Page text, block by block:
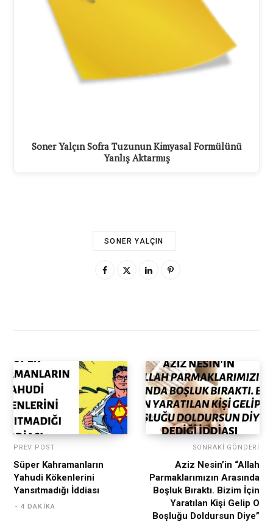
Soner Yalçın Sofra Tuzunun Kimyasal Formülünü
Yanlış Aktarmış
SONER YALÇIN
PREV POST
Süper Kahramanların
Yahudi Kökenlerini
Yansıtmadığı İddiası
4 DAKIKA
SONRAKI GÖNDERI
Aziz Nesin’in “Allah
Parmaklarımızın Arasında
Boşluk Bıraktı. Bizim İçin
Yaratılan Kişi Gelip O
Boşluğu Doldursun Diye”